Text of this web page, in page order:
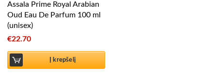
Assala Prime Royal Arabian
Oud Eau De Parfum 100 ml
(unisex)
€22.70
Į krepšelį